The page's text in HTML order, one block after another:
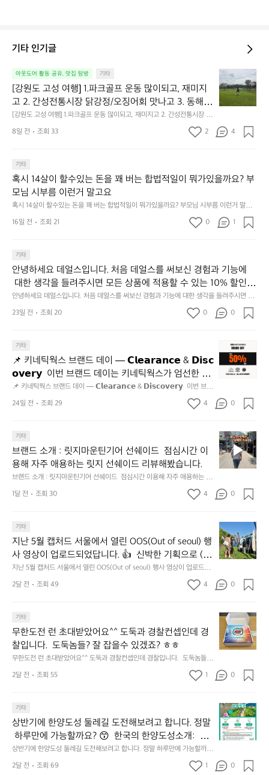
기타 인기글
아웃도어 활동 공유, 맛집 탐방 기타
[강원도 고성 여행] 1.파크골프 운동 많이되고, 재미지
고 2. 간성전통시장 닭강정/오징어회 맛나고 3. 동해
앞바다 모듬회 기가막히고 4. 모듬곱창 쏘주한잔 혀를
내두르고 5. 썬셋에 취하고 ~
[강원도 고성 여행] 1.파크골프 운동 많이되고, 재미지고 2. 간성전통시장 닭
강정/오징어회 맛나고 3. 동해 앞바다 모듬회 기가막히고 4. 모듬곱창 쏘주
한잔 혀를 내두르고 5. 썬셋에 취하고 ~
[강
원
도
고
여
크
프
운
동
고,
재
미
지
고
통
닭
오
징
어
나
3.
동
해
앞
다
모
회
기
가
막
고
4.
듬
곱
창
쏘
한
잔
8일 전 조회 33 2 4
기타
혹시 14살이 할수있는 돈을 꽤 버는 합법적일이 뭐가있을까요? 부
모님 시부름 이런거 말고요
혹시 14살이 할수있는 돈을 꽤 버는 합법적일이 뭐가있을까요? 부모님 시부름 이런거 말고
16일 전
조회 21 0 1
기타
안녕하세요 데얼스입니다. 처음 데얼스를 써보신 경험과 기능에
대한 생각을 들려주시면 모든 상품에 적용할 수 있는 10% 할인
쿠폰을 드립니다.  1분이면 끝낼 수 있으니 참여하시고 혜택받아
가세요 :)  하기의 링크 클릭 후 작성하시면 됩니다. https://docs.g
oogle.com/forms/d/e/1FAIpQLSfSU5C-euRse0uUKR3Rp1ibf1aC
안녕하세요 데얼스입니다. 처음 데얼스를 써보신 경험과 기능에 대한 생각을 들려주시면 모
든 상품에 적용할 수 있는 10% 할인 쿠폰을 드립니다.  1분이면 끝낼 수 있으니 참여하시고
혜택받아가세요 :)  하기의 링크 클릭 후 작성하시면 됩니다. https://docs.google.com/for
23일 전 조회 20 0 0
기타
📌 키네틱웍스 브랜드 데이 — 𝗖𝗹𝗲𝗮𝗿𝗮𝗻𝗰𝗲 & 𝗗𝗶𝘀𝗰
𝗼𝘃𝗲𝗿𝘆  이번 브랜드 데이는 키네틱웍스가 엄선한 5
개 브랜드를 한 자리에서 만나는 클리어런스 기획전입
니다. - 카페 드 사이클리스트 - 릿지 마운틴 기어 - 써
클 스포츠웨어 - 블랙쉽 - 시티 컨트리 시티  옷장 속
워줄 발견을 지금 시작해 보세요. 👉 최대 ~𝟱𝟬% 𝗦𝗔
𝗟𝗘  지금 바로 홈 화면에서 ‘키네틱웍스 브랜드데이’를
눌러보세요!
📌 키네틱웍스 브랜드 데이 — 𝗖𝗹𝗲𝗮𝗿𝗮𝗻𝗰𝗲 & 𝗗𝗶𝘀𝗰𝗼𝘃𝗲𝗿𝘆  이번 브랜
드 데이는 키네틱웍스가 엄선한 5개 브랜드를 한 자리에서 만나는 클리어런
스 기획전입니다. - 카페 드 사이클리스트 - 릿지 마운틴 기어 - 써클 스포츠
𝗟𝗘  지금 바로 홈 화면에서 ‘키네틱웍스 브랜드데이’를 눌러보세요!
네
스
드
데
이
—
𝗹
𝗮
𝗿
𝗮
𝗻
𝗲
&
𝗶
𝗰
𝗼
𝗲
이
번
브
데
24일 전 조회 29 4 0
기타
브랜드 소개 : 릿지마운틴기어 선쉐이드  점심시간 이
용해 자주 애용하는 릿지 선쉐이드 리뷰해봤습니다.
브랜드 소개 : 릿지마운틴기어 선쉐이드  점심시간 이용해 자주 애용하는 릿
브
랜
드
소
:
마
운
틴
기
선
드
점
심
시
이
자
주
애
는
1달 전 조회 30 4 0
기타
지난 5월 캡처드 서울에서 열린 OOS(Out of seoul) 행
사 영상이 업로드되었답니다. 👍  신박한 기획으로 (당
신의 제품은 테무를 이길수 있습니까?) 부스 담당자들
을 인터뷰해봤습니다.  솔직한 이야기 가득한 영상으로
지난 5월 캡처드 서울에서 열린 OOS(Out of seoul) 행사 영상이 업로드되
었답니다. 👍  신박한 기획으로 (당신의 제품은 테무를 이길수 있습니까?)
부스 담당자들을 인터뷰해봤습니다.  솔직한 이야기 가득한 영상으로 만나
지
난
5
월
처
울
에
서
열
O
(O
u
o
s
2달 전 조회 49 4 0
기타
무한도전 런 초대받았어요^^ 도둑과 경찰컨셉인데 경
찰입니다.  도둑놈들? 잘 잡을수 있겠죠? ㅎㅎ
무한도전 런 초대받았어요^^ 도둑과 경찰컨셉인데 경찰입니다.  도둑놈들?
무
한
도
전
초
았
어
요
^
도
2달 전 조회 55 1 0
기타
상반기에 한양도성 둘레길 도전해보려고 합니다. 정말
하루만에 가능할까요? 😙  한국의 한양도성소개:  한
양의 수도성곽(Capital Fortifications of Hanyang)은
조선 왕조의 수도 한양을 방어하기 위해 축조된 대규
상반기에 한양도성 둘레길 도전해보려고 합니다. 정말 하루만에 가능할까
요? 😙  한국의 한양도성소개:  한양의 수도성곽(Capital Fortifications of
Hanyang)은 조선 왕조의 수도 한양을 방어하기 위해 축조된 대규모 성곽
상
반
기
에
양
2달 전 조회 69 1 0